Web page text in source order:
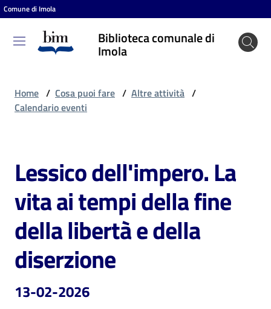
Vai al contenuto
Vai alla navigazione
Vai al footer
Comune di Imola
Biblioteca comunale di
Imola
Biblioteca
comunale
Cosa
puoi
fare
Scopri
contenuti
Home / Cosa puoi fare / Altre attività /
Calendario eventi
Salta al contenuto
Lessico dell'impero. La
vita ai tempi della fine
della libertà e della
diserzione
13-02-2026